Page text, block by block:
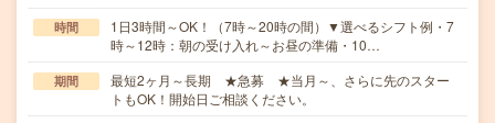
時間
1日3時間～OK！（7時～20時の間）▼選べるシフト例・7
時～12時：朝の受け入れ～お昼の準備・10…
期間
最短2ヶ月～長期 ★急募 ★当月～、さらに先のスター
トもOK！開始日ご相談ください。